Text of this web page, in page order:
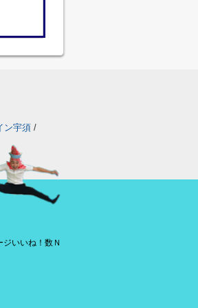
ン宇須 /
いいね！数Ｎ